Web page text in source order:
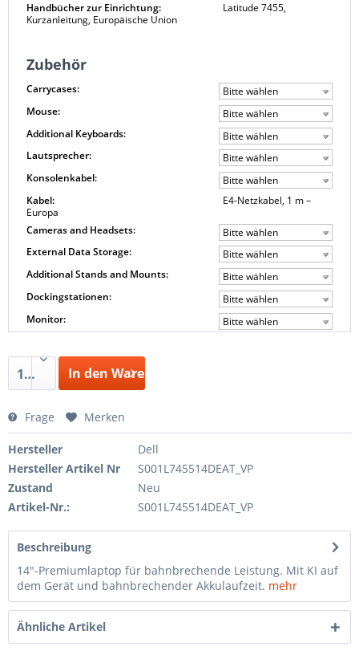
Handbücher zur Einrichtung:
Latitude 7455,
Kurzanleitung, Europäische Union
Zubehör
Carrycases:
Bitte wählen
Mouse:
Bitte wählen
Additional Keyboards:
Bitte wählen
Lautsprecher:
Bitte wählen
Konsolenkabel:
Bitte wählen
Kabel:
E4-Netzkabel, 1 m –
Europa
Cameras and Headsets:
Bitte wählen
External Data Storage:
Bitte wählen
Additional Stands and Mounts:
Bitte wählen
Dockingstationen:
Bitte wählen
Monitor:
Bitte wählen
1 In den Warenkorb
Frage Merken
Hersteller
Dell
Hersteller Artikel Nr
S001L745514DEAT_VP
Zustand
Neu
Artikel-Nr.:
S001L745514DEAT_VP
Beschreibung
14"-Premiumlaptop für bahnbrechende Leistung. Mit KI auf
dem Gerät und bahnbrechender Akkulaufzeit. mehr
Ähnliche Artikel